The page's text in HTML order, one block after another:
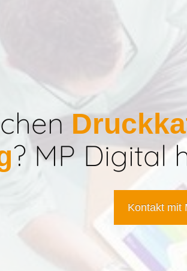
? MP Digital
Kontakt mit